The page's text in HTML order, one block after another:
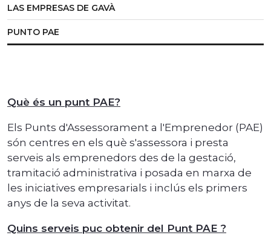
LAS EMPRESAS DE GAVÀ
PUNTO PAE
Què és un punt PAE?
Els Punts d'Assessorament a l'Emprenedor (PAE)
són centres en els què s'assessora i presta
serveis als emprenedors des de la gestació,
tramitació administrativa i posada en marxa de
les iniciatives empresarials i inclús els primers
anys de la seva activitat.
Quins serveis puc obtenir del Punt PAE ?